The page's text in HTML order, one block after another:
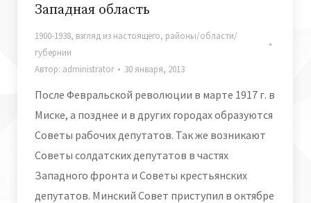
Западная область
1900-1938, взгляд из настоящего, районы/области/
губернии
Автор: administrator 30 января, 2013
После Февральской революции в марте 1917 г. в
Миске, а позднее и в других городах образуются
Cоветы рабочих депутатов. Так же возникают
Cоветы солдатских депутатов в частях
Западного фронта и Cоветы крестьянских
депутатов. Минский Совет приступил в октябре